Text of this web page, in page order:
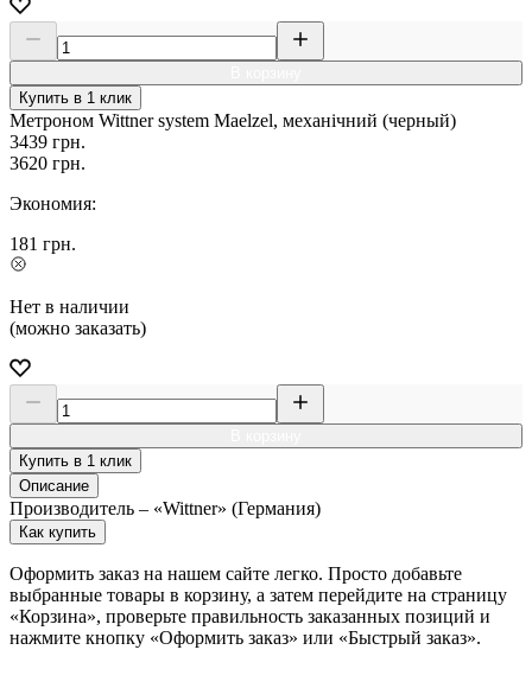
Купить в 1 клик
Метроном Wittner system Maelzel, механічний (черный)
3439 грн.
3620 грн.
Экономия:
181 грн.
Нет в наличии
(можно заказать)
Купить в 1 клик
Описание
Производитель – «Wittner» (Германия)
Как купить
Оформить заказ на нашем сайте легко. Просто добавьте
выбранные товары в корзину, а затем перейдите на страницу
«Корзина», проверьте правильность заказанных позиций и
нажмите кнопку «Оформить заказ» или «Быстрый заказ».